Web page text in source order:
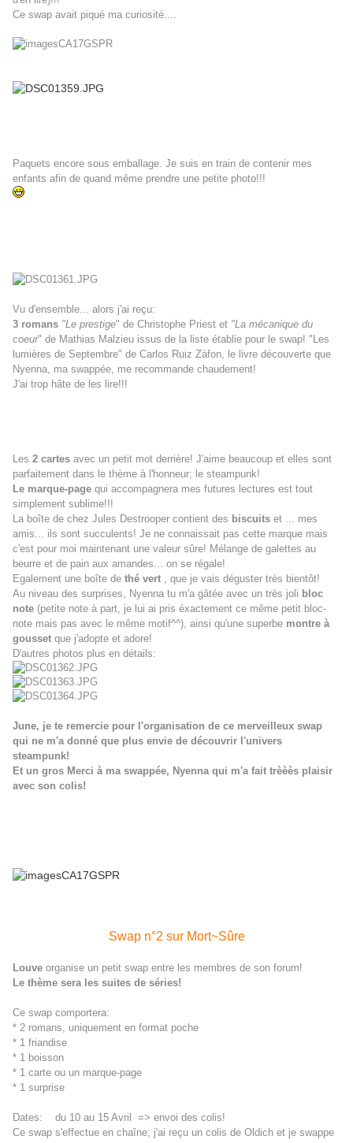
Ce swap avait piqué ma curiosité....
Paquets encore sous emballage. Je suis en train de contenir mes
enfants afin de quand même prendre une petite photo!!!
Vu d'ensemble... alors j'ai reçu:
3 romans "Le prestige" de Christophe Priest et "La mécanique du
coeur" de Mathias Malzieu issus de la liste établie pour le swap! "Les
lumières de Septembre" de Carlos Ruiz Zàfon, le livre découverte que
Nyenna, ma swappée, me recommande chaudement!
J'ai trop hâte de les lire!!!
Les 2 cartes avec un petit mot derrière! J'aime beaucoup et elles sont
parfaitement dans le thème à l'honneur; le steampunk!
Le marque-page qui accompagnera mes futures lectures est tout
simplement sublime!!!
La boîte de chez Jules Destrooper contient des biscuits et ... mes
amis... ils sont succulents! Je ne connaissait pas cette marque mais
c'est pour moi maintenant une valeur sûre! Mélange de galettes au
beurre et de pain aux amandes... on se régale!
Egalement une boîte de thé vert , que je vais déguster très bientôt!
Au niveau des surprises, Nyenna tu m'a gâtée avec un très joli bloc
note (petite note à part, je lui ai pris éxactement ce même petit bloc-
note mais pas avec le même motif^^), ainsi qu'une superbe montre à
gousset que j'adopte et adore!
D'autres photos plus en détails:
June, je te remercie pour l'organisation de ce merveilleux swap
qui ne m'a donné que plus envie de découvrir l'univers
steampunk!
Et un gros Merci à ma swappée, Nyenna qui m'a fait trèèès plaisir
avec son colis!
Swap n°2 sur Mort~Sûre
Louve organise un petit swap entre les membres de son forum!
Le thème sera les suites de séries!
Ce swap comportera:
* 2 romans, uniquement en format poche
* 1 friandise
* 1 boisson
* 1 carte ou un marque-page
* 1 surprise
Dates:
du 10 au 15 Avril => envoi des colis!
Ce swap s'effectue en chaîne; j'ai reçu un colis de Oldich et je swappe